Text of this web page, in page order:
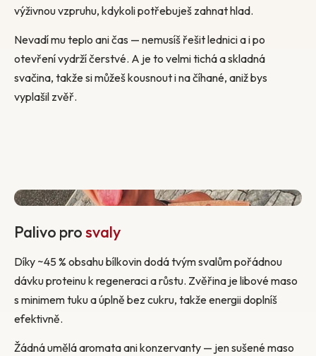
výživnou vzpruhu, kdykoli potřebuješ zahnat hlad.
Nevadí mu teplo ani čas — nemusíš řešit lednici a i po
otevření vydrží čerstvé. A je to velmi tichá a skladná
svačina, takže si můžeš kousnout i na číhané, aniž bys
vyplašil zvěř.
Palivo prosvaly
Díky ~45 % obsahu bílkovin dodá tvým svalům pořádnou
dávku proteinu k regeneraci a růstu. Zvěřina je libové maso
s minimem tuku a úplně bez cukru, takže energii doplníš
efektivně.
Žádná umělá aromata ani konzervanty — jen sušené maso